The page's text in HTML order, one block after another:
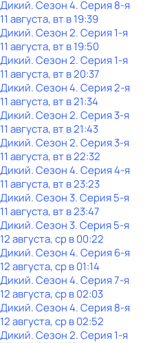
Дикий. Сезон 4. Серия 8-я
11 августа, вт в 19:39
Дикий. Сезон 2. Серия 1-я
11 августа, вт в 19:50
Дикий. Сезон 2. Серия 1-я
11 августа, вт в 20:37
Дикий. Сезон 4. Серия 2-я
11 августа, вт в 21:34
Дикий. Сезон 2. Серия 3-я
11 августа, вт в 21:43
Дикий. Сезон 2. Серия 3-я
11 августа, вт в 22:32
Дикий. Сезон 4. Серия 4-я
11 августа, вт в 23:23
Дикий. Сезон 3. Серия 5-я
11 августа, вт в 23:47
Дикий. Сезон 3. Серия 5-я
12 августа, ср в 00:22
Дикий. Сезон 4. Серия 6-я
12 августа, ср в 01:14
Дикий. Сезон 4. Серия 7-я
12 августа, ср в 02:03
Дикий. Сезон 4. Серия 8-я
12 августа, ср в 02:52
Дикий. Сезон 2. Серия 1-я